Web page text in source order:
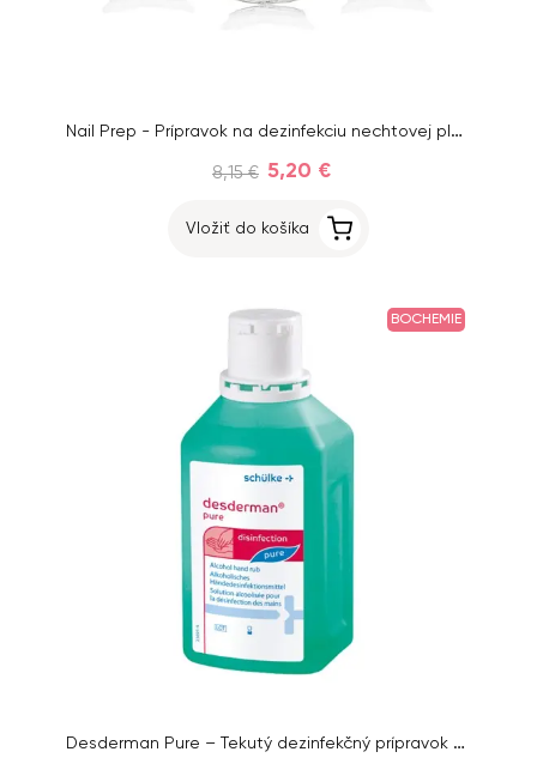
Nail Prep - Prípravok na dezinfekciu nechtovej platničky, 3ks
8,15 € 5,20 €
Vložiť do košíka
BOCHEMIE
Desderman Pure – Tekutý dezinfekčný prípravok s alkoholom, 500ml